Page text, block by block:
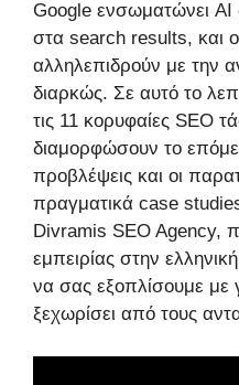
Google ενσωματώνει AI
στα search results, και
αλληλεπιδρούν με την
διαρκώς. Σε αυτό το
τις 11 κορυφαίες SEO
διαμορφώσουν το
προβλέψεις και οι
πραγματικά case
Divramis SEO Agency,
εμπειρίας στην
να σας εξοπλίσουμε
ξεχωρίσει από τους